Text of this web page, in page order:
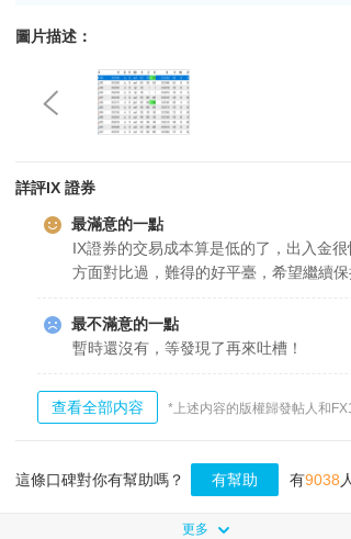
圖片描述：
詳評IX 證券
最滿意的一點
IX證券的交易成本算是低的了，出入金
方面對比過，難得的好平臺，希望繼續保
最不滿意的一點
暫時還沒有，等發現了再來吐槽！
查看全部内容 *上述内容的版權歸發帖人和
這條口碑對你有幫助嗎？ 有幫助 有9038
更多